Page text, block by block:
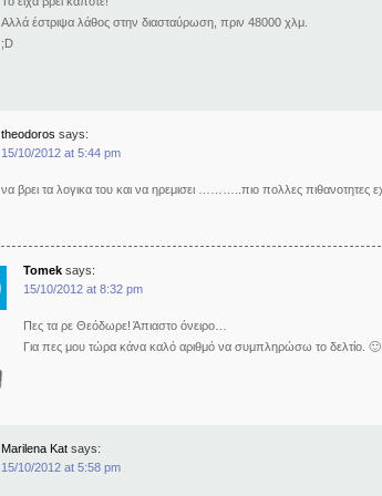
Αλλά έστριψα λάθος στην διασταύρωση, πριν 48000 χλμ.
;D
theodoros says:
15/10/2012 at 5:44 pm
να βρει τα λογικα του και να ηρεμισει ………..πιο πολλες πιθανοτητες
Tomek says:
15/10/2012 at 8:32 pm
Πες τα ρε Θεόδωρε! Άπιαστο όνειρο…
Για πες μου τώρα κάνα καλό αριθμό να συμπληρώσω το δελτίο. 🙂
Marilena Kat says:
15/10/2012 at 5:58 pm